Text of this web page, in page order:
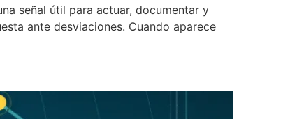
señal útil para actuar, documentar y
ante desviaciones. Cuando aparece